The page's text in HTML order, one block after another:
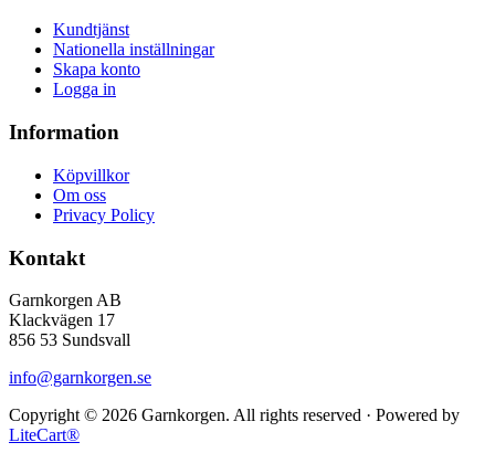
Kundtjänst
Nationella inställningar
Skapa konto
Logga in
Information
Köpvillkor
Om oss
Privacy Policy
Kontakt
Garnkorgen AB
Klackvägen 17
856 53 Sundsvall
info@garnkorgen.se
Copyright © 2026 Garnkorgen. All rights reserved · Powered by
LiteCart®